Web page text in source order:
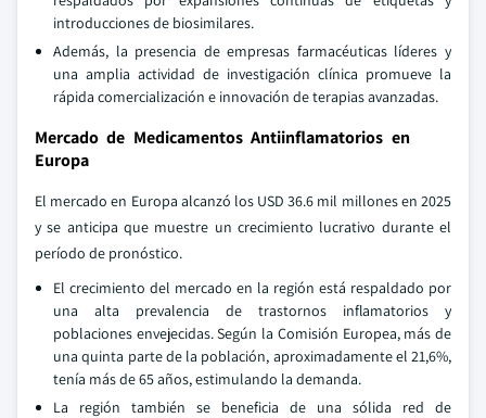
introducciones de biosimilares.
Además, la presencia de empresas farmacéuticas líderes y
una amplia actividad de investigación clínica promueve la
rápida comercialización e innovación de terapias avanzadas.
Mercado de Medicamentos Antiinflamatorios en
Europa
El mercado en Europa alcanzó los USD 36.6 mil millones en 2025
y se anticipa que muestre un crecimiento lucrativo durante el
período de pronóstico.
El crecimiento del mercado en la región está respaldado por
una alta prevalencia de trastornos inflamatorios y
poblaciones envejecidas. Según la Comisión Europea, más de
una quinta parte de la población, aproximadamente el 21,6%,
tenía más de 65 años, estimulando la demanda.
La región también se beneficia de una sólida red de